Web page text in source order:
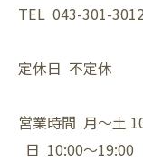
TEL 043-301-
定休日 不定休
営業時間 月〜土
日 10:00〜19:00